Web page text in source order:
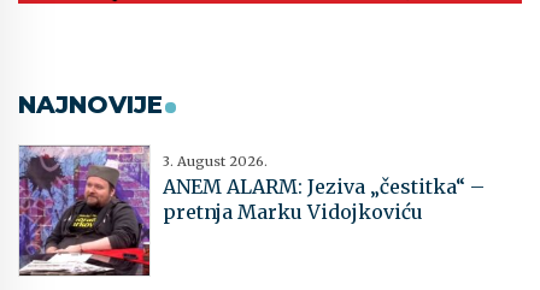
NAJNOVIJE
3. August 2026.
ANEM ALARM: Jeziva „čestitka“ –
pretnja Marku Vidojkoviću